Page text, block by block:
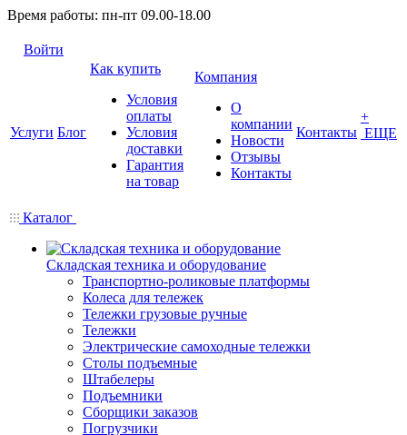
Время работы: пн-пт 09.00-18.00
Войти
Услуги Блог
Как купить
Условия
оплаты
Условия
доставки
Гарантия
на товар
Компания
О
компании
Новости
Отзывы
Контакты
Контакты
+
ЕЩЕ
Каталог
Складская техника и оборудование
Транспортно-роликовые платформы
Колеса для тележек
Тележки грузовые ручные
Тележки
Электрические самоходные тележки
Столы подъемные
Штабелеры
Подъемники
Сборщики заказов
Погрузчики